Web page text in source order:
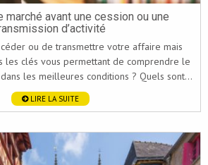
marché avant une cession ou une
d’activité
ou de transmettre votre affaire mais
les clés vous permettant de comprendre le
les meilleures conditions ? Quels sont...
LIRE LA SUITE